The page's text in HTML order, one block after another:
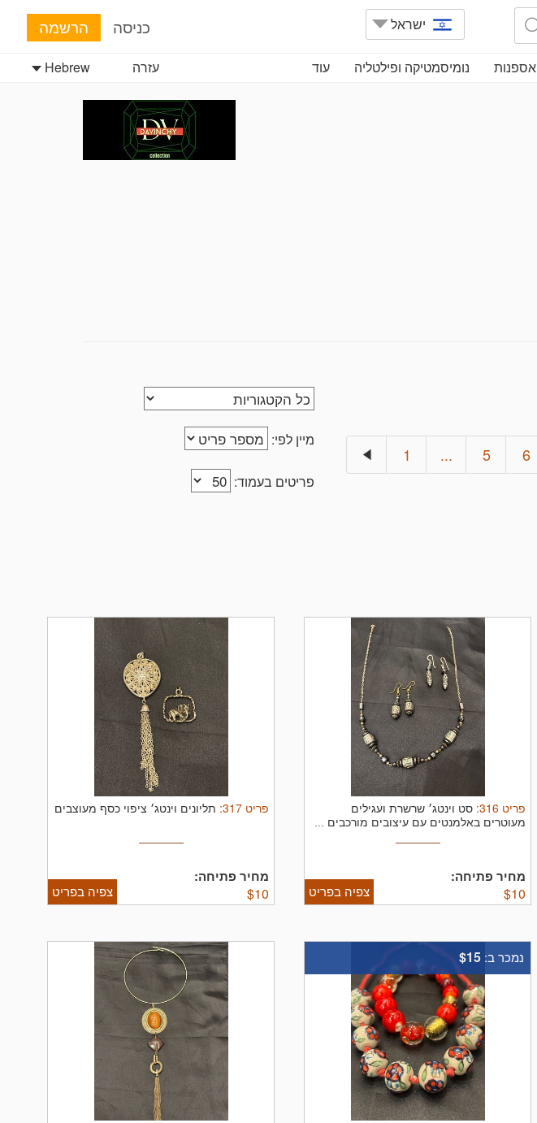
ישראל כניסה הרשמה
אספנות נומיסמטיקה ופילטליה עוד Hebrew עזרה
מיין לפי:
פריטים בעמוד:
1 ... 5 6
פריט 316
: סט וינטג׳ שרשרת ועגילים
מעוטרים באלמנטים עם עיצובים מורכבים ...
מחיר פתיחה:
$10 צפיה בפריט
פריט 317
: תליונים וינטג׳ ציפוי כסף מעוצבים
מחיר פתיחה:
$10 צפיה בפריט
נמכר ב: $15